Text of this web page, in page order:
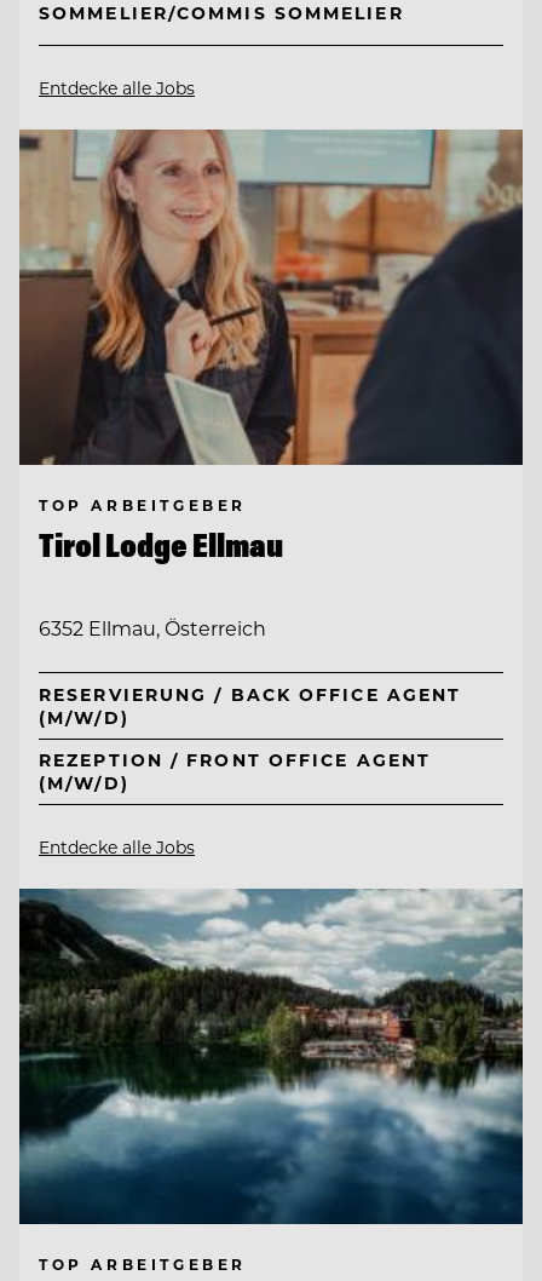
SOMMELIER/COMMIS SOMMELIER
Entdecke alle Jobs
TOP ARBEITGEBER
Tirol Lodge Ellmau
6352 Ellmau, Österreich
RESERVIERUNG / BACK OFFICE AGENT
(M/W/D)
REZEPTION / FRONT OFFICE AGENT
(M/W/D)
Entdecke alle Jobs
TOP ARBEITGEBER